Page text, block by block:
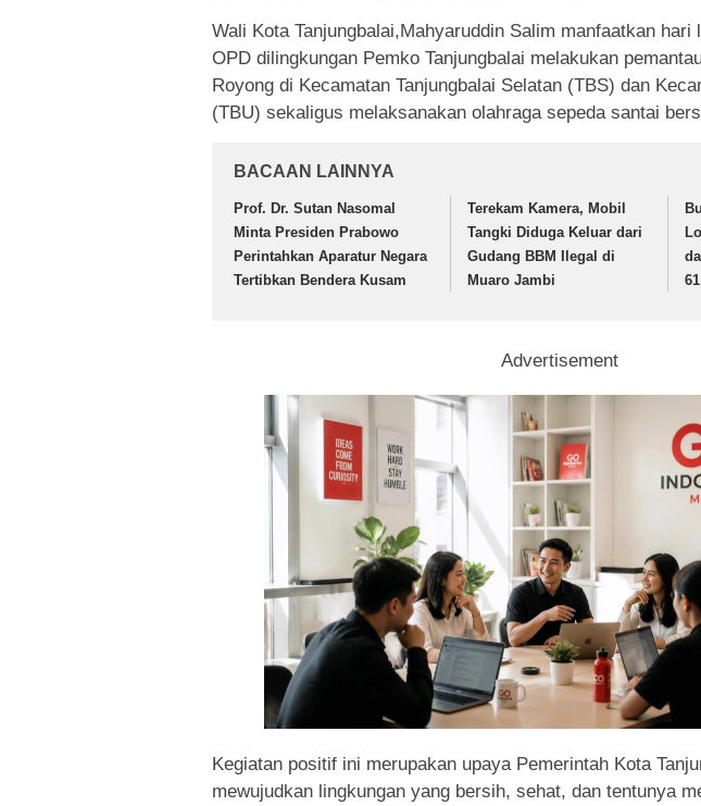
Wali Kota Tanjungbalai,Mahyaruddin Salim manfaatkan hari
OPD dilingkungan Pemko Tanjungbalai melakukan
Royong di Kecamatan Tanjungbalai Selatan (TBS) dan
(TBU) sekaligus melaksanakan olahraga sepeda santai
BACAAN LAINNYA
Prof. Dr. Sutan Nasomal
Minta Presiden Prabowo
Perintahkan Aparatur Negara
Tertibkan Bendera Kusam
Terekam Kamera, Mobil
Tangki Diduga Keluar dari
Gudang BBM Ilegal di
Muaro Jambi
61
Advertisement
Kegiatan positif ini merupakan upaya Pemerintah Kota
mewujudkan lingkungan yang bersih, sehat, dan tentunya